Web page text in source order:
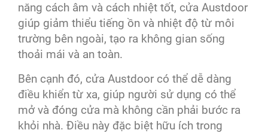
năng cách âm và cách nhiệt tốt, cửa Austdoor
giúp giảm thiểu tiếng ồn và nhiệt độ từ môi
trường bên ngoài, tạo ra không gian sống
thoải mái và an toàn.
Bên cạnh đó, cửa Austdoor có thể dễ dàng
điều khiển từ xa, giúp người sử dụng có thể
mở và đóng cửa mà không cần phải bước ra
khỏi nhà. Điều này đặc biệt hữu ích trong